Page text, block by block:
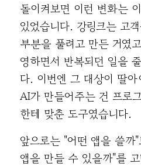
돌이켜보면 이런 변화는
있었습니다. 강링크는 고
부분을 풀려고 만든 거였
영하면서 반복되던 일을
다. 이번엔 그 대상이 딸
AI가 만들어주는 건 프로
한테 맞춘 도구였습니다.
앞으로는 "어떤 앱을 쓸까
앱을 만들 수 있을까"를